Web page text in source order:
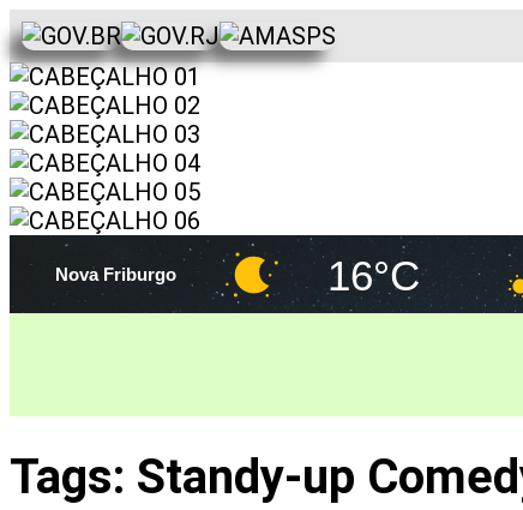
Nova Friburgo 16°C
Tags: Standy-up